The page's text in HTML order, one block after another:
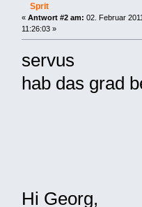
Sprit
« Antwort #2 am: 02. Februar
11:26:03 »
servus
hab das grad
Hi Georg,